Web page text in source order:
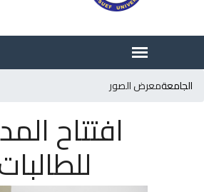
الجامعةمعرض الصور
افتتاح